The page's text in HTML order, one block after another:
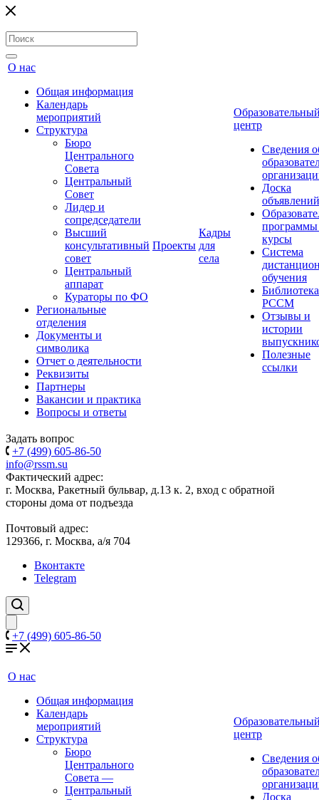
О нас
Общая информация
Календарь
мероприятий
Структура
Бюро
Центрального
Совета
Центральный
Совет
Лидер и
сопредседатели
Высший
консультативный
совет
Центральный
аппарат
Кураторы по ФО
Региональные
отделения
Документы и
символика
Отчет о деятельности
Реквизиты
Партнеры
Вакансии и практика
Вопросы и ответы
Проекты
Кадры
для
села
центр
Сведения
Доска
объявлений
курсы
Система
обучения
Библиотека
РССМ
Отзывы и
истории
Полезные
ссылки
Задать вопрос
+7 (499) 605-86-50
info@rssm.su
Фактический адрес:
г. Москва, Ракетный бульвар, д.13 к. 2, вход с обратной
стороны дома от подъезда
Почтовый адрес:
129366, г. Москва, а/я 704
Вконтакте
Telegram
+7 (499) 605-86-50
О нас
Общая информация
Календарь
мероприятий
Структура
Бюро
Центрального
Совета —
Центральный
центр
Сведения
Доска